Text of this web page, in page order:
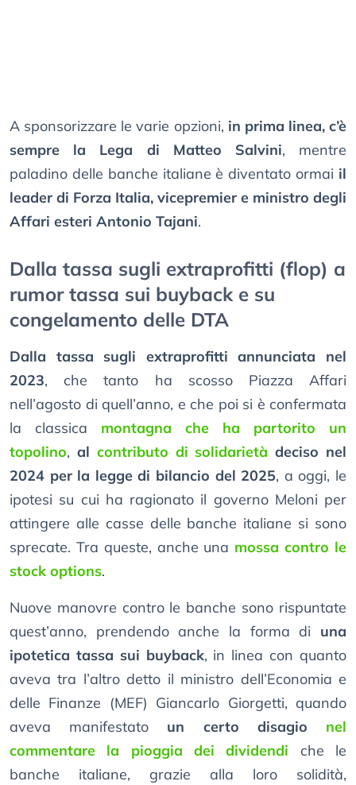
A sponsorizzare le varie opzioni, in prima linea, c’è
sempre la Lega di Matteo Salvini, mentre
paladino delle banche italiane è diventato ormai il
leader di Forza Italia, vicepremier e ministro degli
Affari esteri Antonio Tajani.
Dalla tassa sugli extraprofitti (flop) a
rumor tassa sui buyback e su
congelamento delle DTA
Dalla tassa sugli extraprofitti annunciata nel
2023, che tanto ha scosso Piazza Affari
nell’agosto di quell’anno, e che poi si è confermata
la classica montagna che ha partorito un
topolino, al contributo di solidarietà deciso nel
2024 per la legge di bilancio del 2025, a oggi, le
ipotesi su cui ha ragionato il governo Meloni per
attingere alle casse delle banche italiane si sono
sprecate. Tra queste, anche una mossa contro le
stock options.
Nuove manovre contro le banche sono rispuntate
quest’anno, prendendo anche la forma di una
ipotetica tassa sui buyback, in linea con quanto
aveva tra l’altro detto il ministro dell’Economia e
delle Finanze (MEF) Giancarlo Giorgetti, quando
aveva manifestato un certo disagio nel
commentare la pioggia dei dividendi che le
banche italiane, grazie alla loro solidità,